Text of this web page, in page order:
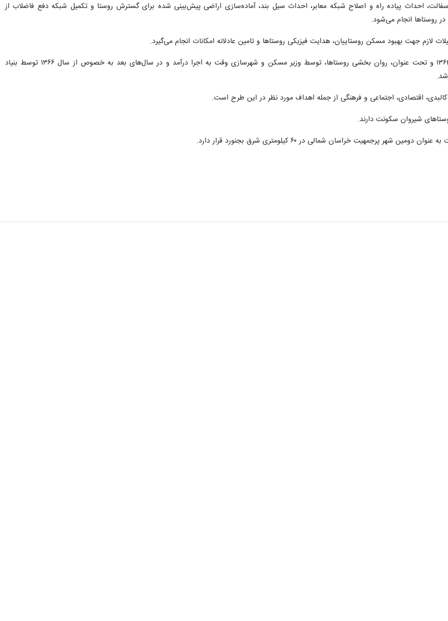
احداث پیاده راه و اصلاح شبکه معابر، احداث سیل بند، آماده‌سازی اراضی پیش‌بینی شده برای گسترش روستا و تکمیل شبکه دفع فاضلاب از
روستاها انجام می‌شود.
لازم جهت بهبود مسکن روستاییان، هدایت فیزیکی روستاها و تامین عادلانه امکانات انجام می‌گیرد.
پایه چنین طرح‌هایی در کشور از سال ۱۳۶۲ و تحت عنوان، روان بخشی روستاها، توسط وزیر مسکن و شهرسازی وقت به اجرا درآمد و در سال‌های بعد به خصوص از سال ۱۳۶۶ توسط بنیاد
اقتصادی، اجتماعی و فرهنگی از جمله اهداف مورد نظر در این طرح است.